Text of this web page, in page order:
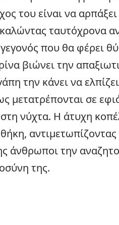
του είναι να
ταυτόχρονα
που θα φέρει
βιώνει την
την κάνει να
μετατρέπονται σε
νύχτα. Η άτυχη
αντιμετωπίζοντας
άνθρωποι την
της.